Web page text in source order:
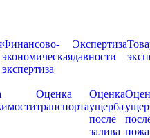
Финансово-
экономическая
экспертиза
Экспертиза
давности
Оценка
транспорта
Оценка
ущерба
после
залива